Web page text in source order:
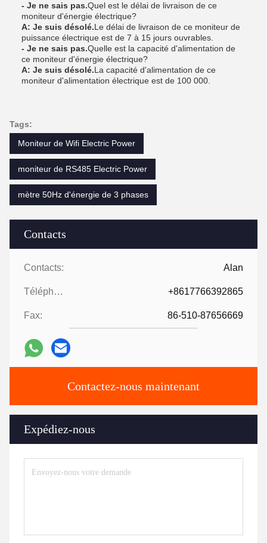
Contacts
Contacts: Alan
Téléphone: +8617766392865
Fax: 86-510-87656669
Contactez-nous maintenant
Expédiez-nous
- Je ne sais pas.Quel est le délai de livraison de ce
moniteur d'énergie électrique?
A: Je suis désolé.Le délai de livraison de ce moniteur de
puissance électrique est de 7 à 15 jours ouvrables.
- Je ne sais pas.Quelle est la capacité d'alimentation de
ce moniteur d'énergie électrique?
A: Je suis désolé.La capacité d'alimentation de ce
moniteur d'alimentation électrique est de 100 000.
Tags:
Moniteur de Wifi Electric Power
moniteur de RS485 Electric Power
mètre 50Hz d'énergie de 3 phases